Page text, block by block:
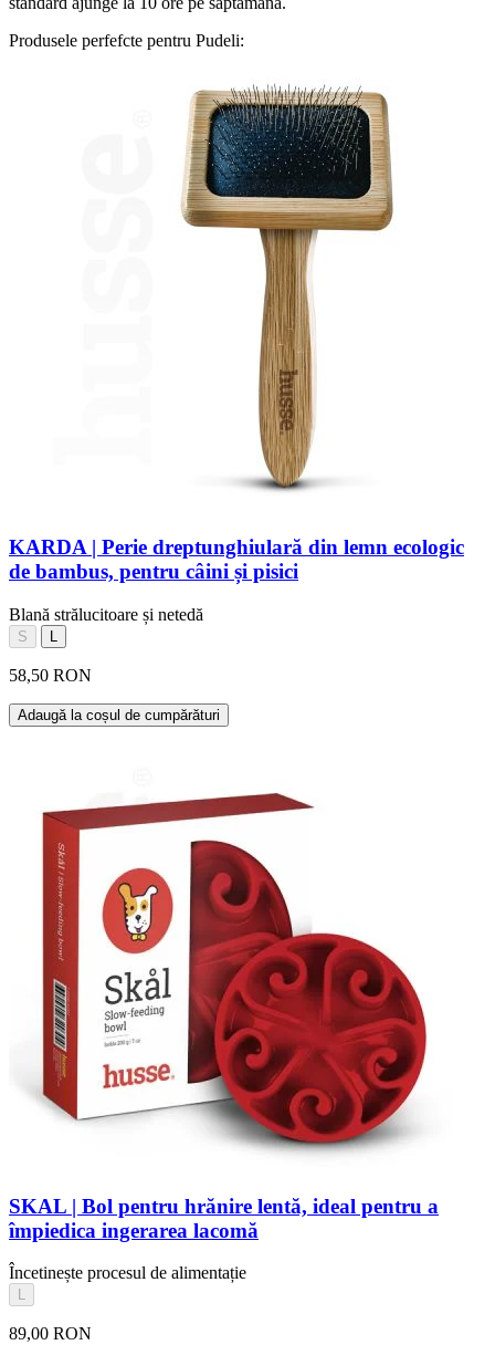
Produsele perfefcte pentru Pudeli:
KARDA | Perie dreptunghiulară din lemn ecologic
de bambus, pentru câini și pisici
Blană strălucitoare și netedă
S
58,50 RON
Adaugă la coșul de cumpărături
SKAL | Bol pentru hrănire lentă, ideal pentru a
împiedica ingerarea lacomă
Încetinește procesul de alimentație
L
89,00 RON